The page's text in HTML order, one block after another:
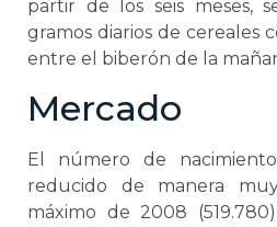
partir de los seis meses,
gramos diarios de cereales
entre el biberón de la
Mercado
El número de
reducido de manera
máximo de 2008